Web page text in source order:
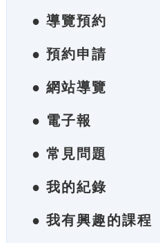
● 導覽預約
● 預約申請
● 網站導覽
● 電子報
● 常見問題
● 我的紀錄
● 我有興趣的課程